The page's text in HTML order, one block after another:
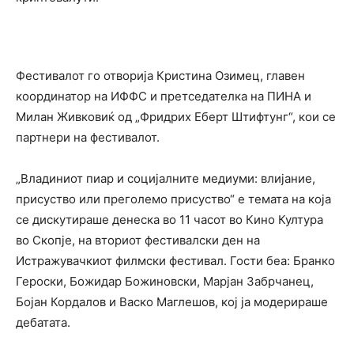
Фестивалот го отворија Кристина Озимец, главен
координатор на ИФФС и претседателка на ПИНА и
Милан Живковиќ од „Фридрих Еберт Штифтунг“, кои се
партнери на фестивалот.
„Владиниот пиар и социјалните медиуми: влијание,
присуство или преголемо присуство“ е темата на која
се дискутираше денеска во 11 часот во Кино Култура
во Скопје, на вториот фестивалски ден на
Истражувачкиот филмски фестивал. Гости беа: Бранко
Героски, Божидар Божиновски, Марјан Забрчанец,
Бојан Кордалов и Васко Маглешов, кој ја модерираше
дебатата.